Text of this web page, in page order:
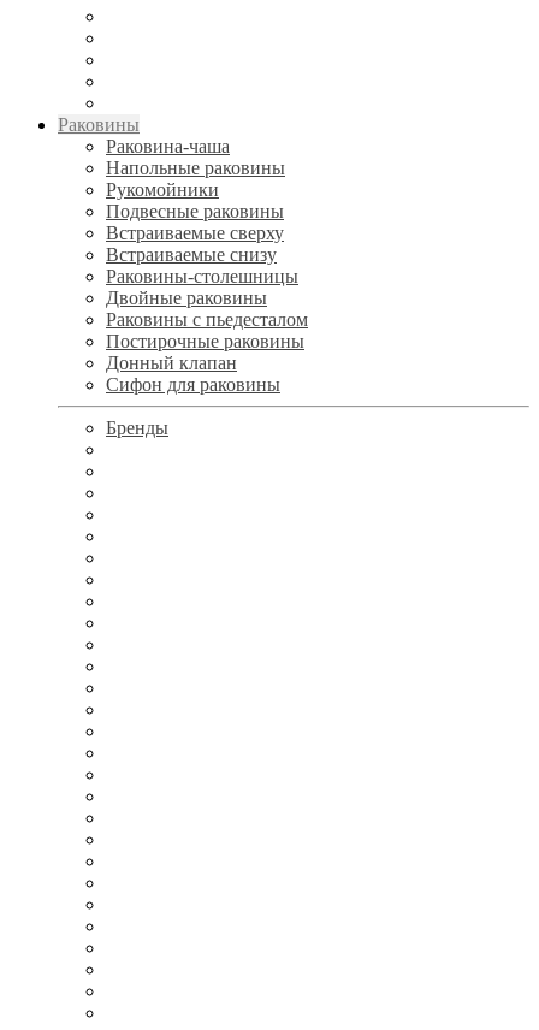
Раковины
Раковина-чаша
Напольные раковины
Рукомойники
Подвесные раковины
Встраиваемые сверху
Встраиваемые снизу
Раковины-столешницы
Двойные раковины
Раковины с пьедесталом
Постирочные раковины
Донный клапан
Сифон для раковины
Бренды